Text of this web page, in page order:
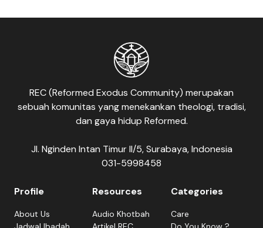
REC (Reformed Exodus Community) merupakan
sebuah komunitas yang menekankan theologi, tradisi,
dan gaya hidup Reformed.
Jl. Nginden Intan Timur II/5, Surabaya, Indonesia
031-5998458
Profile
About Us
Resources
Audio Khotbah
Categories
Care